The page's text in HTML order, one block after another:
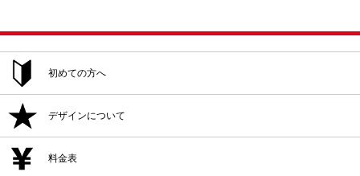
初めての方へ
ご注文方法
追加注文・再注文
デザインについて
デザイン作成
料金表